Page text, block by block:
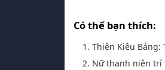
Có thể bạn thích:
1. Thiên Kiêu Bảng:
2. Nữ thanh niên trí